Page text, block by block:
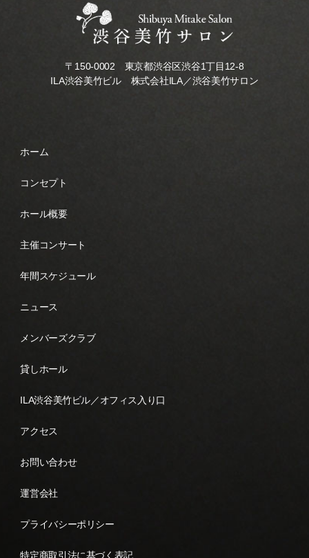
〒150-0002 東京都渋谷区渋谷1丁目12-8
ILA渋谷美竹ビル 株式会社ILA／渋谷美竹サロン
ホーム
コンセプト
ホール概要
主催コンサート
年間スケジュール
ニュース
メンバーズクラブ
貸しホール
ILA渋谷美竹ビル／オフィス入り口
アクセス
お問い合わせ
運営会社
プライバシーポリシー
特定商取引法に基づく表記